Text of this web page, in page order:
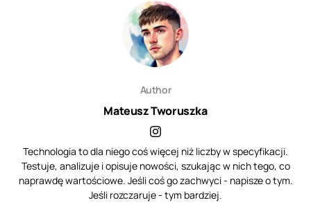
Author
Mateusz Tworuszka
Technologia to dla niego coś więcej niż liczby w specyfikacji.
Testuje, analizuje i opisuje nowości, szukając w nich tego, co
naprawdę wartościowe. Jeśli coś go zachwyci - napisze o tym.
Jeśli rozczaruje - tym bardziej.